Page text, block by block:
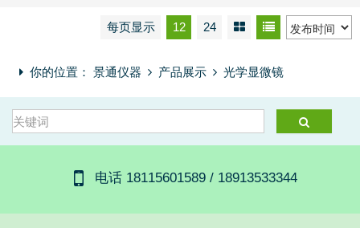
每页显示 12 24
你的位置： 景通仪器 产品展示 光学显微镜
电话 18115601589 / 18913533344